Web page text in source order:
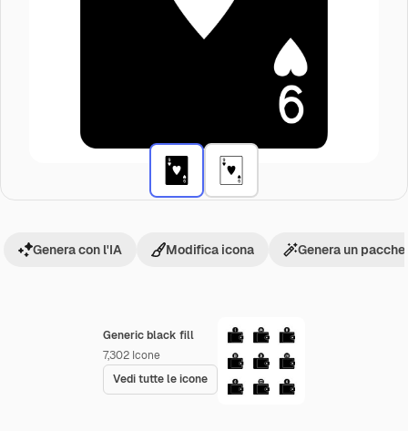
Generic black fill
7,302 Icone
Vedi tutte le icone
Genera con l'IA Modifica icona Genera un